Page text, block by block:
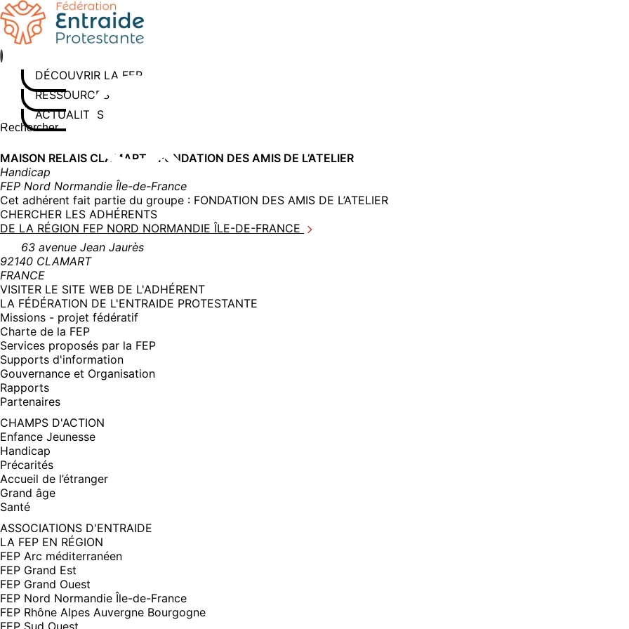
Aller
au
contenu
DÉCOUVRIR LA FEP
RESSOURCES
ACTUALITÉS
Rechercher sur le site
Saisissez au moins 3 caractères pour lancer la recherche
MAISON RELAIS CLAMART – FONDATION DES AMIS DE L’ATELIER
Handicap
FEP Nord Normandie Île-de-France
Cet adhérent fait partie du groupe : FONDATION DES AMIS DE L’ATELIER
CHERCHER LES ADHÉRENTS
DE LA RÉGION FEP NORD NORMANDIE ÎLE-DE-FRANCE
63 avenue Jean Jaurès
92140 CLAMART
FRANCE
VISITER LE SITE WEB DE L'ADHÉRENT(NOUVELLE
FENÊTRE)
LA FÉDÉRATION DE L'ENTRAIDE PROTESTANTE
Missions - projet fédératif
Charte de la FEP
Services proposés par la FEP
Supports d'information
Gouvernance et Organisation
Rapports
Partenaires
CHAMPS D'ACTION
Enfance Jeunesse
Handicap
Précarités
Accueil de l’étranger
Grand âge
Santé
ASSOCIATIONS D'ENTRAIDE
LA FEP EN RÉGION
FEP Arc méditerranéen
FEP Grand Est
FEP Grand Ouest
FEP Nord Normandie Île-de-France
FEP Rhône Alpes Auvergne Bourgogne
FEP Sud Ouest